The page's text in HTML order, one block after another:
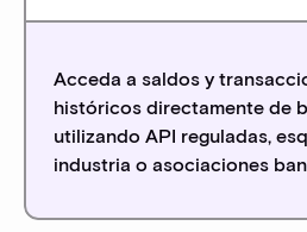
Acceda a saldos y
históricos directamente de
utilizando API reguladas,
industria o asociaciones